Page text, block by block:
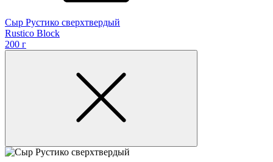
Сыр Рустико сверхтвердый
Rustico Block
200 г